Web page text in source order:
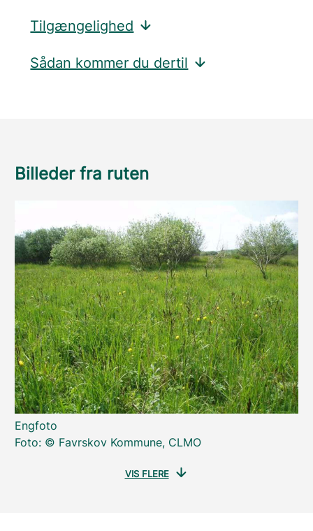
Tilgængelighed
Sådan kommer du dertil
Billeder fra ruten
Engfoto
Foto: © Favrskov Kommune, CLMO
VIS FLERE